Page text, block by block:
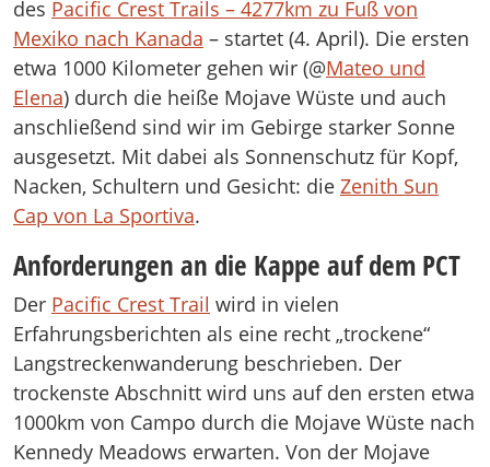
des Pacific Crest Trails – 4277km zu Fuß von
Mexiko nach Kanada – startet (4. April). Die ersten
etwa 1000 Kilometer gehen wir (@Mateo und
Elena) durch die heiße Mojave Wüste und auch
anschließend sind wir im Gebirge starker Sonne
ausgesetzt. Mit dabei als Sonnenschutz für Kopf,
Nacken, Schultern und Gesicht: die Zenith Sun
Cap von La Sportiva.
Anforderungen an die Kappe auf dem PCT
Der Pacific Crest Trail wird in vielen
Erfahrungsberichten als eine recht „trockene“
Langstreckenwanderung beschrieben. Der
trockenste Abschnitt wird uns auf den ersten etwa
1000km von Campo durch die Mojave Wüste nach
Kennedy Meadows erwarten. Von der Mojave